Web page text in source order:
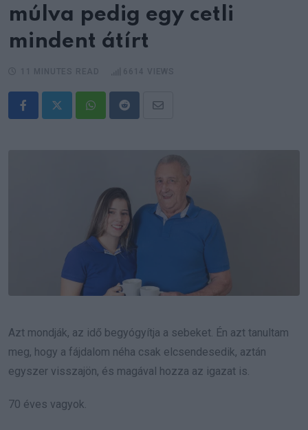
múlva pedig egy cetli
mindent átírt
WhatsappRedditShare
Email
Azt mondják, az idő begyógyítja a sebeket. Én azt tanultam
meg, hogy a fájdalom néha csak elcsendesedik, aztán
egyszer visszajön, és magával hozza az igazat is.
70 éves vagyok.